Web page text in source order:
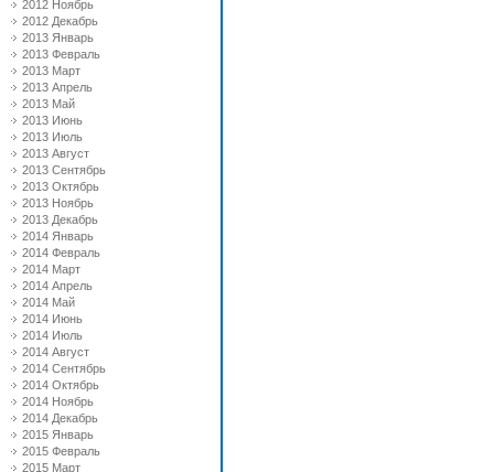
2012 Ноябрь
2012 Декабрь
2013 Январь
2013 Февраль
2013 Март
2013 Апрель
2013 Май
2013 Июнь
2013 Июль
2013 Август
2013 Сентябрь
2013 Октябрь
2013 Ноябрь
2013 Декабрь
2014 Январь
2014 Февраль
2014 Март
2014 Апрель
2014 Май
2014 Июнь
2014 Июль
2014 Август
2014 Сентябрь
2014 Октябрь
2014 Ноябрь
2014 Декабрь
2015 Январь
2015 Февраль
2015 Март